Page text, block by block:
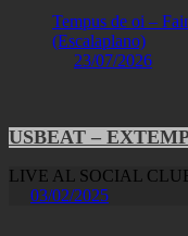
Tempus de oi –
(Escalaplano)
23/07/2026
USBEAT –
LIVE AL SOCIAL
03/02/2025